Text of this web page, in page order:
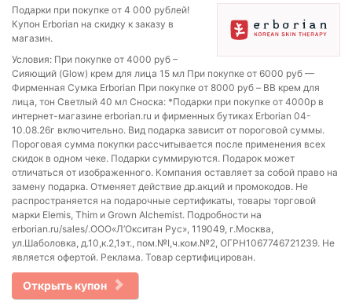
Подарки при покупке от 4 000 рублей!
Купон Erborian на скидку к заказу в
магазин.
Условия: При покупке от 4000 руб –
Сияющий (Glow) крем для лица 15 мл При покупке от 6000 руб —
Фирменная Сумка Erborian При покупке от 8000 руб – BB крем для
лица, тон Светлый 40 мл Сноска: *Подарки при покупке от 4000р в
интернет-магазине erborian.ru и фирменных бутиках Erborian 04-
10.08.26г включительно. Вид подарка зависит от пороговой суммы.
Пороговая сумма покупки рассчитывается после применения всех
скидок в одном чеке. Подарки суммируются. Подарок может
отличаться от изображенного. Компания оставляет за собой право на
замену подарка. Отменяет действие др.акций и промокодов. Не
распространяется на подарочные сертификаты, товары торговой
марки Elemis, Thim и Grown Alchemist. Подробности на
erborian.ru/sales/.ООО«Л’Окситан Рус», 119049, г.Москва,
ул.Шаболовка, д.10,к.2,1эт., пом.№I,ч.ком.№2, ОГРН1067746721239. Не
является офертой. Реклама. Товар сертифицирован.
Открыть купон